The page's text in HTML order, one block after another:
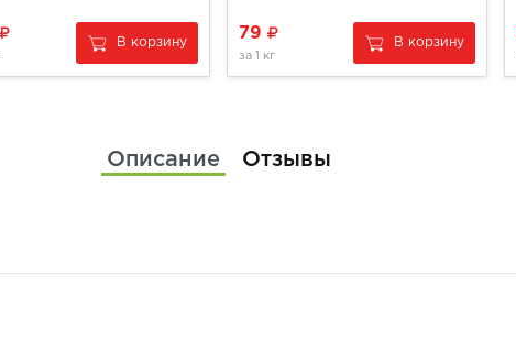
В корзину
79
за 1 кг
В корзину
Описание Отзывы